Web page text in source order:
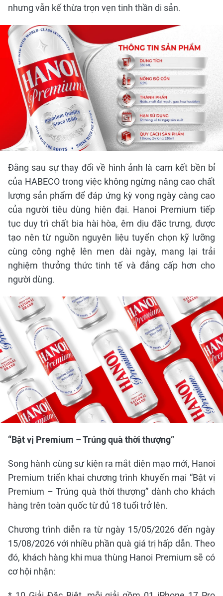
nhưng vẫn kế thừa trọn vẹn tinh thần di sản.
Đằng sau sự thay đổi về hình ảnh là cam kết bền bỉ
của HABECO trong việc không ngừng nâng cao chất
lượng sản phẩm để đáp ứng kỳ vọng ngày càng cao
của người tiêu dùng hiện đại. Hanoi Premium tiếp
tục duy trì chất bia hài hòa, êm dịu đặc trưng, được
tạo nên từ nguồn nguyên liệu tuyển chọn kỹ lưỡng
cùng công nghệ lên men dài ngày, mang lại trải
nghiệm thưởng thức tinh tế và đẳng cấp hơn cho
người dùng.
“Bật vị Premium – Trúng quà thời thượng”
Song hành cùng sự kiện ra mắt diện mạo mới, Hanoi
Premium triển khai chương trình khuyến mại “Bật vị
Premium – Trúng quà thời thượng” dành cho khách
hàng trên toàn quốc từ đủ 18 tuổi trở lên.
Chương trình diễn ra từ ngày 15/05/2026 đến ngày
15/08/2026 với nhiều phần quà giá trị hấp dẫn. Theo
đó, khách hàng khi mua thùng Hanoi Premium sẽ có
cơ hội nhận: